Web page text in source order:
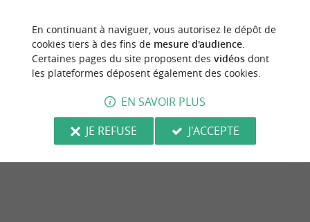
Voyage exotique au cœur de la
Bambouseraie de Matha
17,8 km - Matha
Familiale
En continuant à naviguer, vous autorisez le dépôt de
cookies tiers à des fins de mesure d'audience.
Certaines pages du site proposent des vidéosdont
les plateformes déposent également des cookies.
EN SAVOIR PLUS
JE REFUSE
J'ACCEPTE